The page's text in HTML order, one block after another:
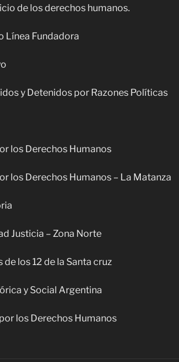
de los derechos humanos.
Línea Fundadora
y Detenidos por Razones Políticas
los Derechos Humanos
los Derechos Humanos – La Matanza
Justicia – Zona Norte
los 12 de la Santa cruz
y Social Argentina
los Derechos Humanos